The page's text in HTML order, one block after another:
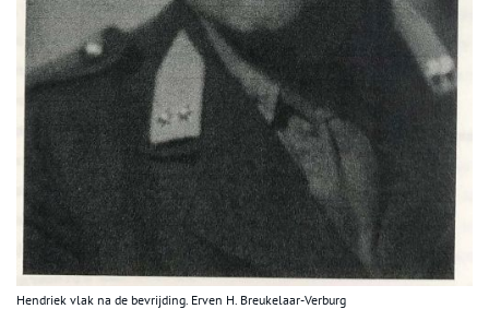
Hendriek vlak na de bevrijding. Erven H. Breukelaar-Verburg